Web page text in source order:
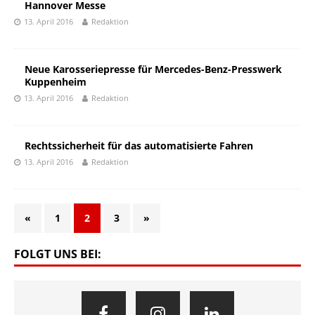
Hannover Messe
13. April 2016 Redaktion
Neue Karosseriepresse für Mercedes-Benz-Presswerk
Kuppenheim
13. April 2016 Redaktion
Rechtssicherheit für das automatisierte Fahren
13. April 2016 Redaktion
« 1 2 3 »
FOLGT UNS BEI: